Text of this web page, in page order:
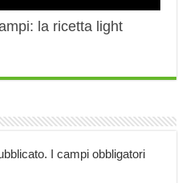
la ricetta light
I campi obbligatori